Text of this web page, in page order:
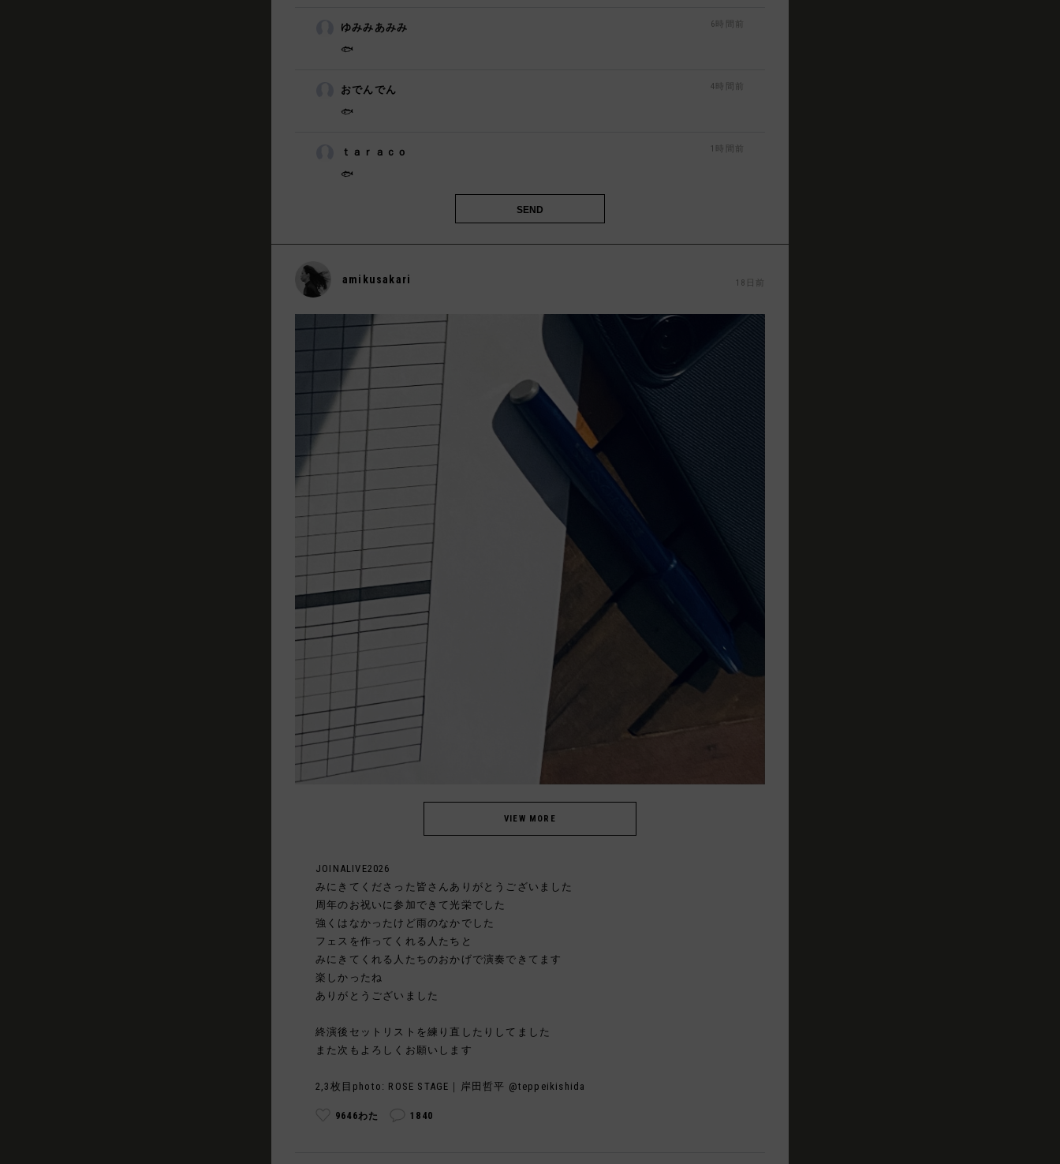
ゆみみあみみ
🐟
6時間前
おでんでん
🐟
4時間前
ｔａｒａｃｏ
🐟
1時間前
amikusakari 18日前
JOINALIVE2026
みにきてくださった皆さんありがとうございました
周年のお祝いに参加できて光栄でした
強くはなかったけど雨のなかでした
フェスを作ってくれる人たちと
みにきてくれる人たちのおかげで演奏できてます
楽しかったね
ありがとうございました
終演後セットリストを練り直したりしてました
また次もよろしくお願いします
2,3枚目photo: ROSE STAGE｜岸田哲平 @teppeikishida
9646わた 1840